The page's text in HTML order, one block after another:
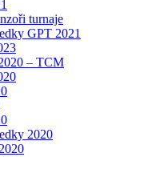
turnaje
GPT 2021
– TCM
2020